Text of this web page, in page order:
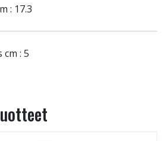
: 17.3
: 5